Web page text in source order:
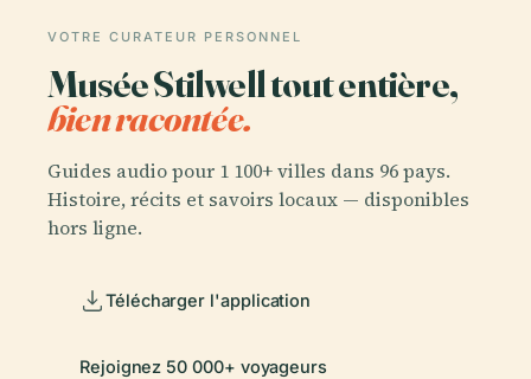
VOTRE CURATEUR PERSONNEL
Musée Stilwell tout entière,
bien racontée.
Guides audio pour 1 100+ villes dans 96 pays.
Histoire, récits et savoirs locaux — disponibles
hors ligne.
Télécharger l'application
Rejoignez 50 000+ voyageurs